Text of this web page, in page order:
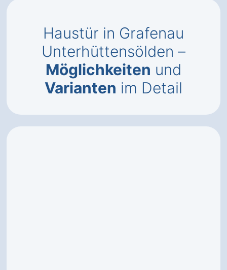
Haustür in Grafenau
Unterhüttensölden –
Möglichkeiten und
Varianten im Detail